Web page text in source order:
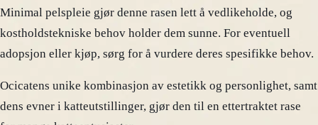
Minimal pelspleie gjør denne rasen lett å vedlikeholde, og
kostholdstekniske behov holder dem sunne. For eventuell
adopsjon eller kjøp, sørg for å vurdere deres spesifikke behov.
Ocicatens unike kombinasjon av estetikk og personlighet, samt
dens evner i katteutstillinger, gjør den til en ettertraktet rase